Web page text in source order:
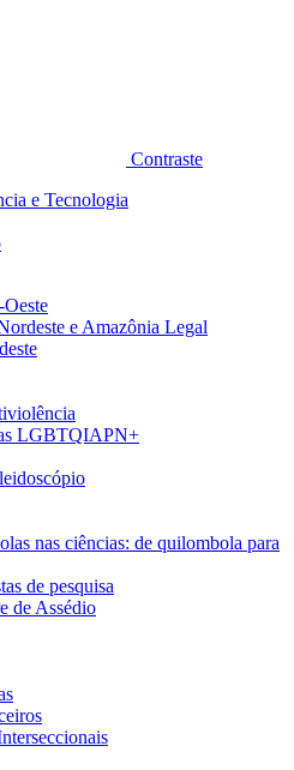
Contraste
e Tecnologia
e Amazônia Legal
LGBTQIAPN+
nas ciências: de quilombola para
de pesquisa
de Assédio